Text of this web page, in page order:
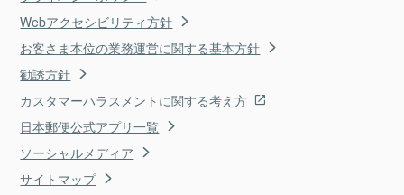
Webアクセシビリティ方針
お客さま本位の業務運営に関する基本方針
勧誘方針
カスタマーハラスメントに関する考え方
日本郵便公式アプリ一覧
ソーシャルメディア
サイトマップ